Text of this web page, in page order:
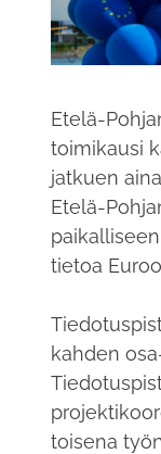
Etelä-
toimikausi
jatkuen
Etelä-
tietoa
kahden
toisena